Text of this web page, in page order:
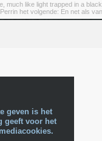
much like light trapped in a black
het volgende: En net als
geven is het
geeft voor het